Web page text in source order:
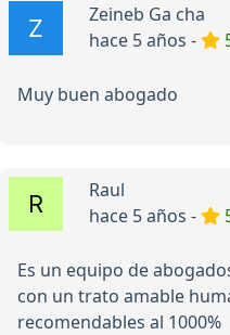
Zeineb Ga cha
hace 5 años -
Muy buen abogado
Raul
hace 5 años -
Es un equipo de
con un trato amable
recomendables al 1000%